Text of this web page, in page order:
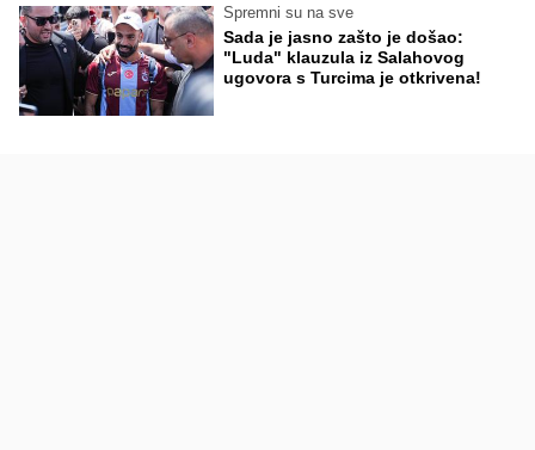
Spremni su na sve
Sada je jasno zašto je došao:
"Luda" klauzula iz Salahovog
ugovora s Turcima je otkrivena!